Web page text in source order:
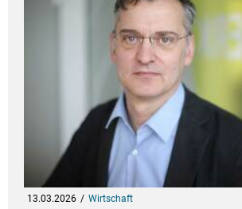
13.03.2026 Wirtschaft